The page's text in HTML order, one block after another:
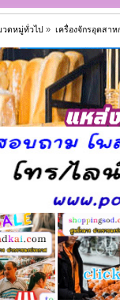
วดหมู่ทั่วไป » เครื่องจักรอุตสา